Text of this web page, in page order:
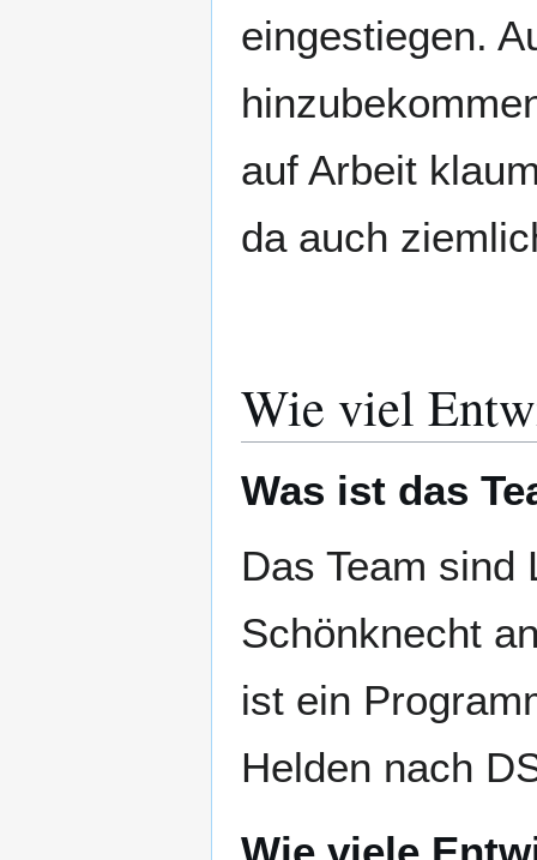
eingestiegen.
auf Arbeit
da auch
Wie viel
Was ist das
Das Team sind
Schönknecht
ist ein
Helden nach